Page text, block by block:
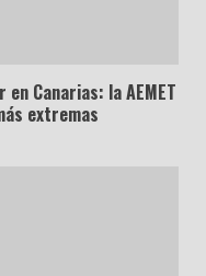
Canarias: la AEMET
extremas